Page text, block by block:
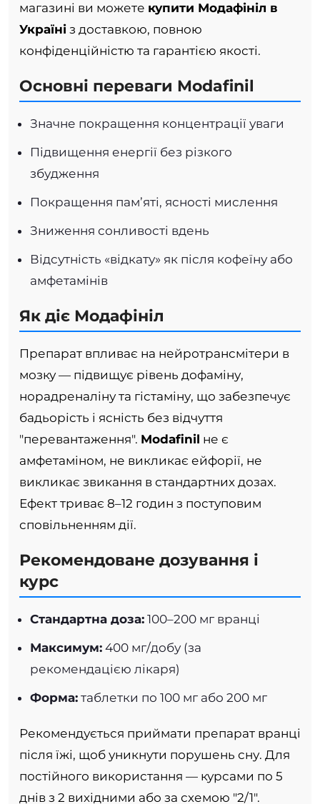
магазині ви можете купити Модафініл в
Україні з доставкою, повною
конфіденційністю та гарантією якості.
Основні переваги Modafinil
Значне покращення концентрації уваги
Підвищення енергії без різкого
збудження
Покращення пам’яті, ясності мислення
Зниження сонливості вдень
Відсутність «відкату» як після кофеїну або
амфетамінів
Як діє Модафініл
Препарат впливає на нейротрансмітери в
мозку — підвищує рівень дофаміну,
норадреналіну та гістаміну, що забезпечує
бадьорість і ясність без відчуття
"перевантаження". Modafinil не є
амфетаміном, не викликає ейфорії, не
викликає звикання в стандартних дозах.
Ефект триває 8–12 годин з поступовим
сповільненням дії.
Рекомендоване дозування і
курс
Стандартна доза: 100–200 мг вранці
Максимум: 400 мг/добу (за
рекомендацією лікаря)
Форма: таблетки по 100 мг або 200 мг
Рекомендується приймати препарат вранці
після їжі, щоб уникнути порушень сну. Для
постійного використання — курсами по 5
днів з 2 вихідними або за схемою "2/1".